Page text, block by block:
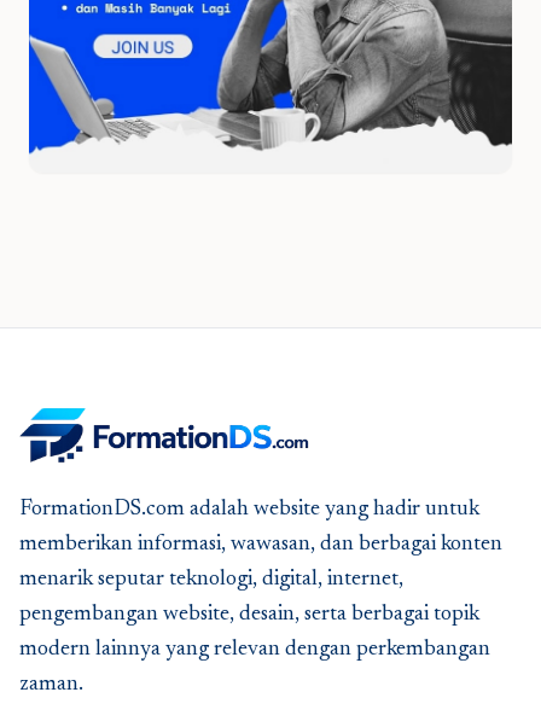
FormationDS.com adalah website yang hadir untuk
memberikan informasi, wawasan, dan berbagai konten
menarik seputar teknologi, digital, internet,
pengembangan website, desain, serta berbagai topik
modern lainnya yang relevan dengan perkembangan
zaman.